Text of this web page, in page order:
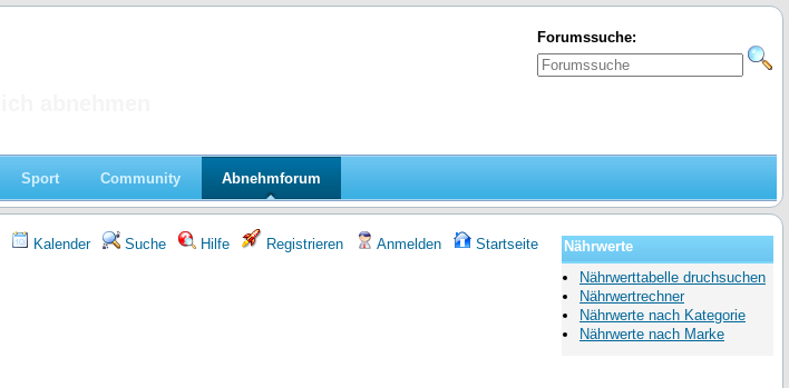
Forumssuche:
Sport Community Abnehmforum
Kalender Suche Hilfe Registrieren Anmelden Startseite
Nährwerte
Nährwerttabelle druchsuchen
Nährwertrechner
Nährwerte nach Kategorie
Nährwerte nach Marke